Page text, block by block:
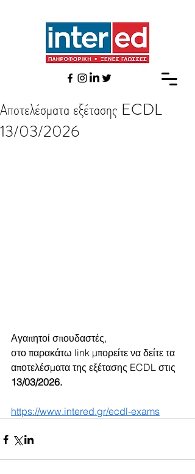
Αποτελέσματα εξέτασης ECDL
13/03/2026
Αγαπητοί σπουδαστές,
στο παρακάτω link μπορείτε να δείτε τα
αποτελέσματα της εξέτασης ECDL στις
13/03/2026.
https://www.intered.gr/ecdl-exams